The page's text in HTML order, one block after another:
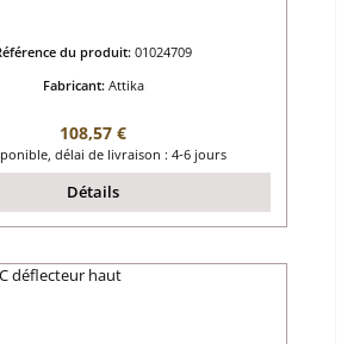
du produit: 01024709
Fabricant: Attika
Prix régulier :
108,57 €
délai de livraison : 4-6 jours
Détails